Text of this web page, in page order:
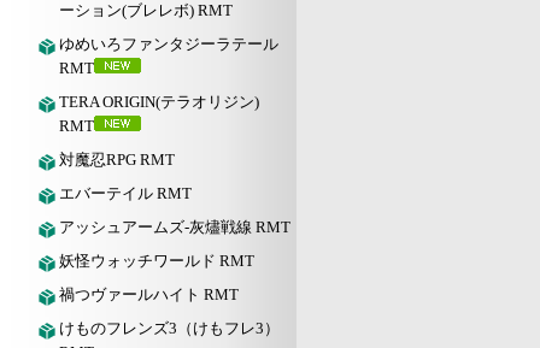
ーション(ブレレボ) RMT
ゆめいろファンタジーラテール
RMT
TERA ORIGIN(テラオリジン)
RMT
対魔忍RPG RMT
エバーテイル RMT
アッシュアームズ‐灰燼戦線 RMT
妖怪ウォッチワールド RMT
禍つヴァールハイト RMT
けものフレンズ3（けもフレ3）